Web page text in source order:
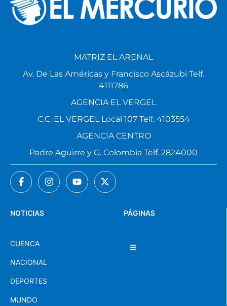
PÁGINAS
NOTICIAS
CUENCA
NACIONAL
DEPORTES
MUNDO
MATRIZ EL ARENAL
Av. De Las Américas y Francisco Ascázubi Telf.
4111786
AGENCIA EL VERGEL
C.C. EL VERGEL Local 107 Telf. 4103554
AGENCIA CENTRO
Padre Aguirre y G. Colombia Telf. 2824000